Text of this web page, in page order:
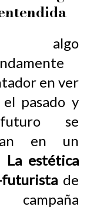
algo
en ver
el pasado y
se
en un
La estética
de
campaña